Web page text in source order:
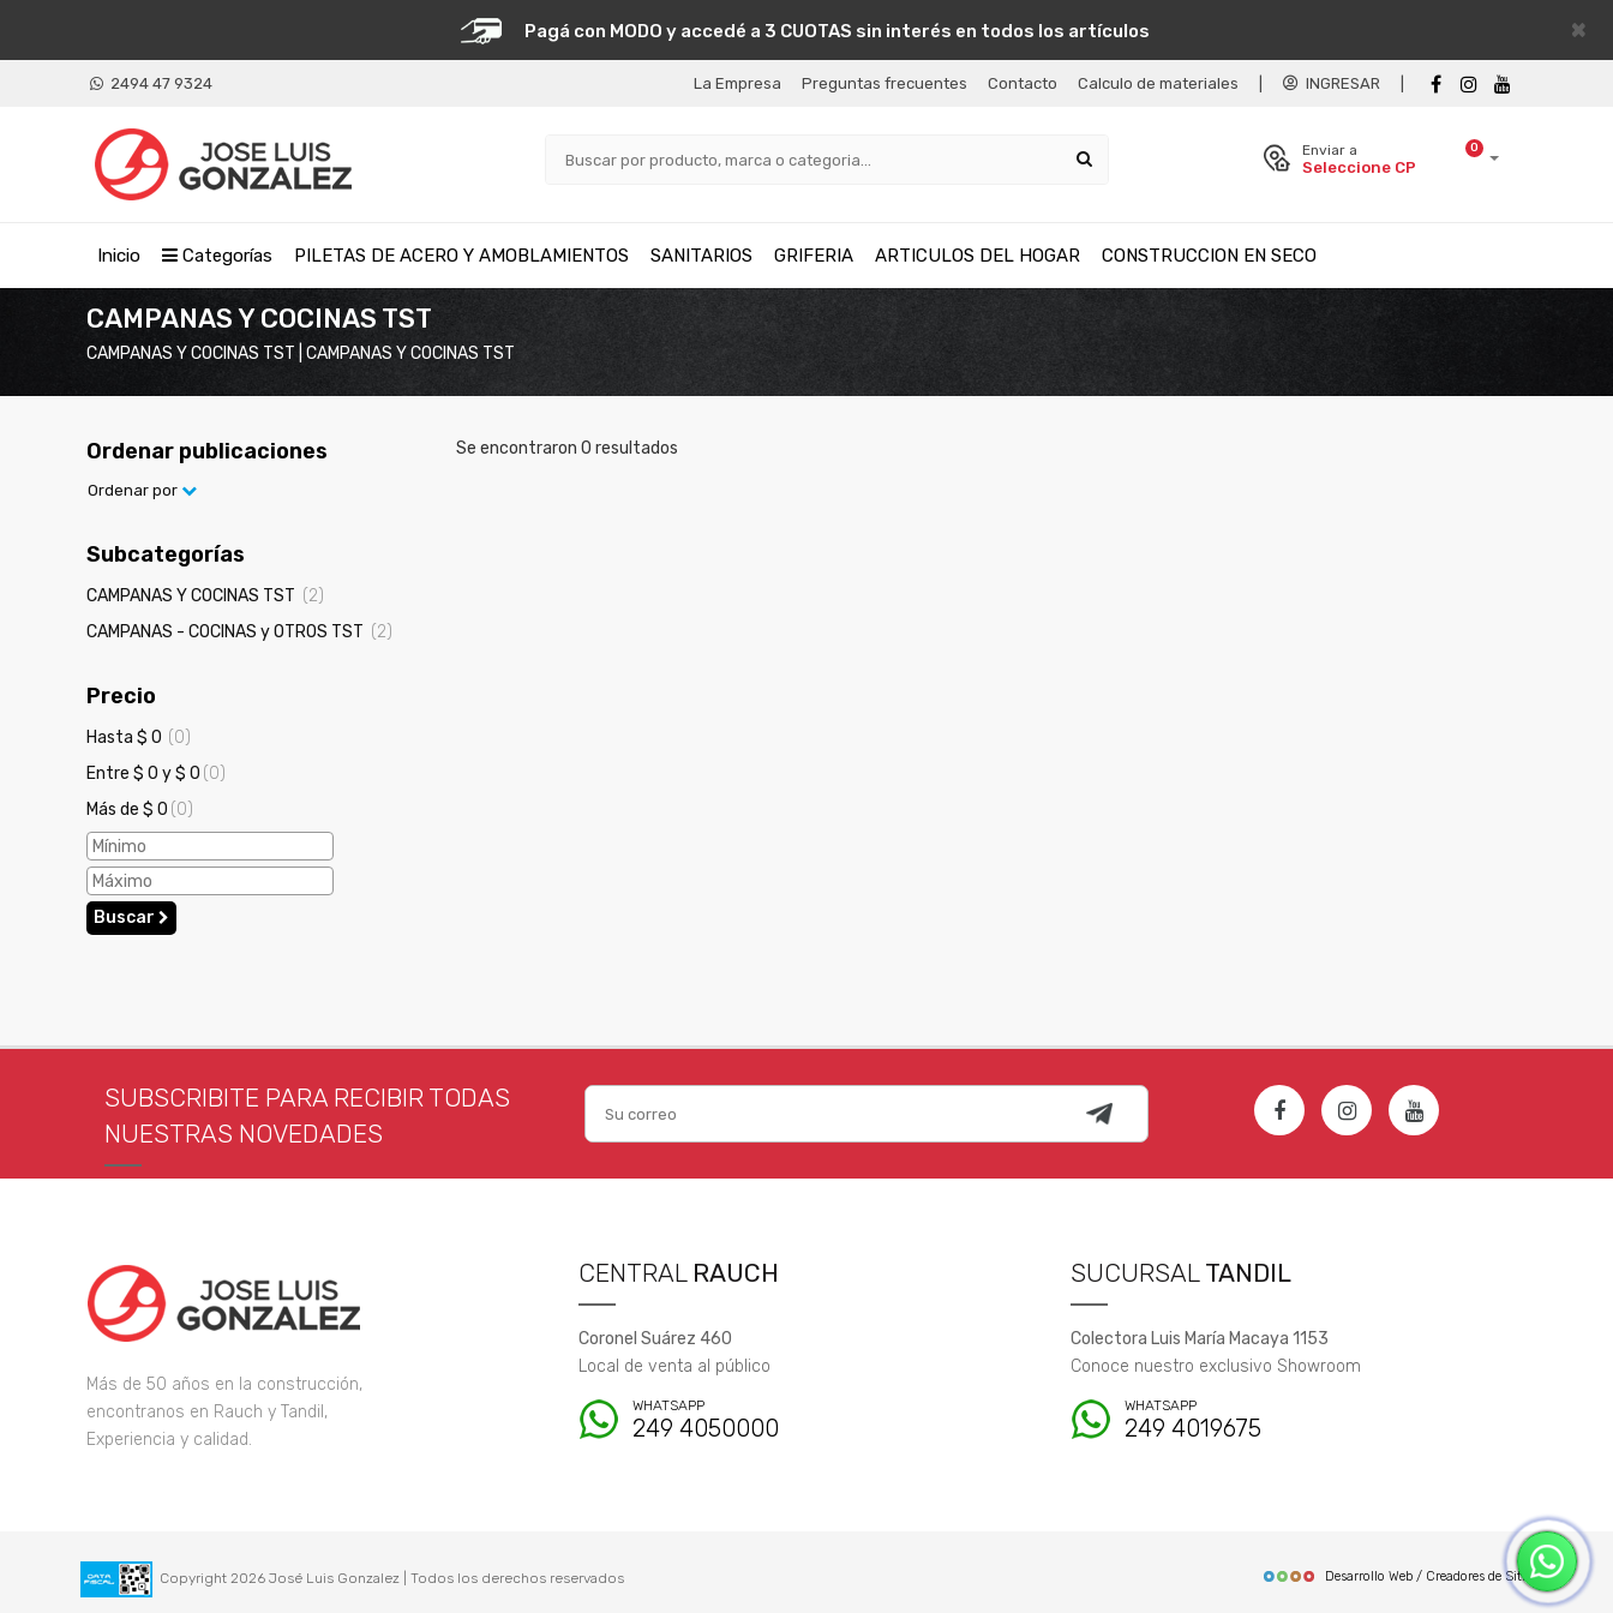
×
Pagá con MODO y accedé a 3 CUOTAS sin interés en todos los artículos
2494 47 9324 La Empresa Preguntas frecuentes Contacto Calculo de materiales INGRESAR
0
Enviar a
Seleccione CP
Inicio Categorías PILETAS DE ACERO Y AMOBLAMIENTOS SANITARIOS GRIFERIA ARTICULOS DEL HOGAR CONSTRUCCION EN SECO
CAMPANAS Y COCINAS TST
CAMPANAS Y COCINAS TST | CAMPANAS Y COCINAS TST
Ordenar publicaciones
Ordenar por
Subcategorías
CAMPANAS Y COCINAS TST (2)
CAMPANAS - COCINAS y OTROS TST (2)
Precio
Hasta $ 0 (0)
Entre $ 0 y $ 0 (0)
Más de $ 0 (0)
Buscar
Se encontraron 0 resultados
SUBSCRIBITE PARA RECIBIR TODAS
NUESTRAS NOVEDADES
Más de 50 años en la construcción,
encontranos en Rauch y Tandil,
Experiencia y calidad.
CENTRAL RAUCH
Coronel Suárez 460
Local de venta al público
WHATSAPP
249 4050000
SUCURSAL TANDIL
Colectora Luis María Macaya 1153
Conoce nuestro exclusivo Showroom
WHATSAPP
249 4019675
Copyright 2026 José Luis Gonzalez | Todos los derechos reservados Desarrollo Web / Creadores de Sitios